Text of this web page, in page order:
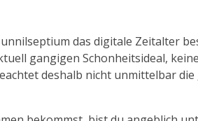
das digitale Zeitalter
gangigen Schonheitsideal,
deshalb nicht unmittelbar